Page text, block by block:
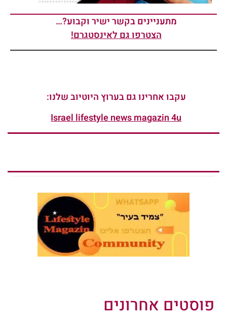
מתעניינים בקשר ישיר וקבוע?…
הצטרפו גם לאינסטגרם!
עקבו אחרינו גם בערוץ היוטיוב שלנו:
Israel lifestyle news magazin 4u
פוסטים אחרונים